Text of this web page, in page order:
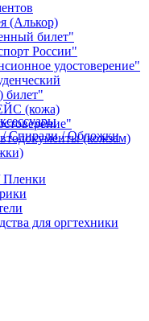
(Алькор)
билет"
России"
удостоверение"
билет"
(кожа)
(кожзам)
Спирали / Обложки
Пленки
для оргтехники